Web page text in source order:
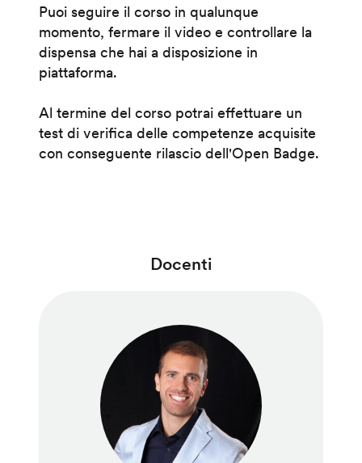
Puoi seguire il corso in qualunque
momento, fermare il video e controllare la
dispensa che hai a disposizione in
piattaforma.
Al termine del corso potrai effettuare un
test di verifica delle competenze acquisite
con conseguente rilascio dell'Open Badge.
Docenti